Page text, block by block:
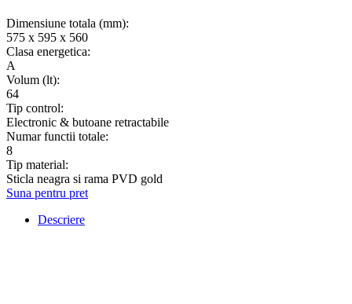
Dimensiune totala (mm):
575 x 595 x 560
Clasa energetica:
A
Volum (lt):
64
Tip control:
Electronic & butoane retractabile
Numar functii totale:
8
Tip material:
Sticla neagra si rama PVD gold
Suna pentru pret
Descriere